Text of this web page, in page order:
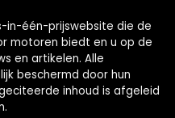
in-één-prijswebsite die de
motoren biedt en u op de
en artikelen. Alle
beschermd door hun
inhoud is afgeleid